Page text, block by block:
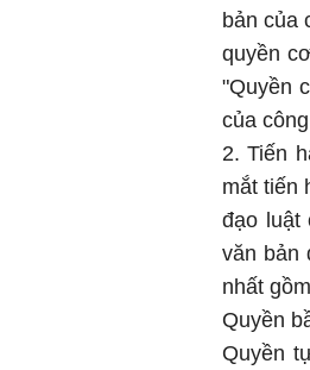
bản của
quyền
"Quyền
của
2. Tiến
mắt tiến
đạo luật
văn bản
nhất
Quyền
Quyền